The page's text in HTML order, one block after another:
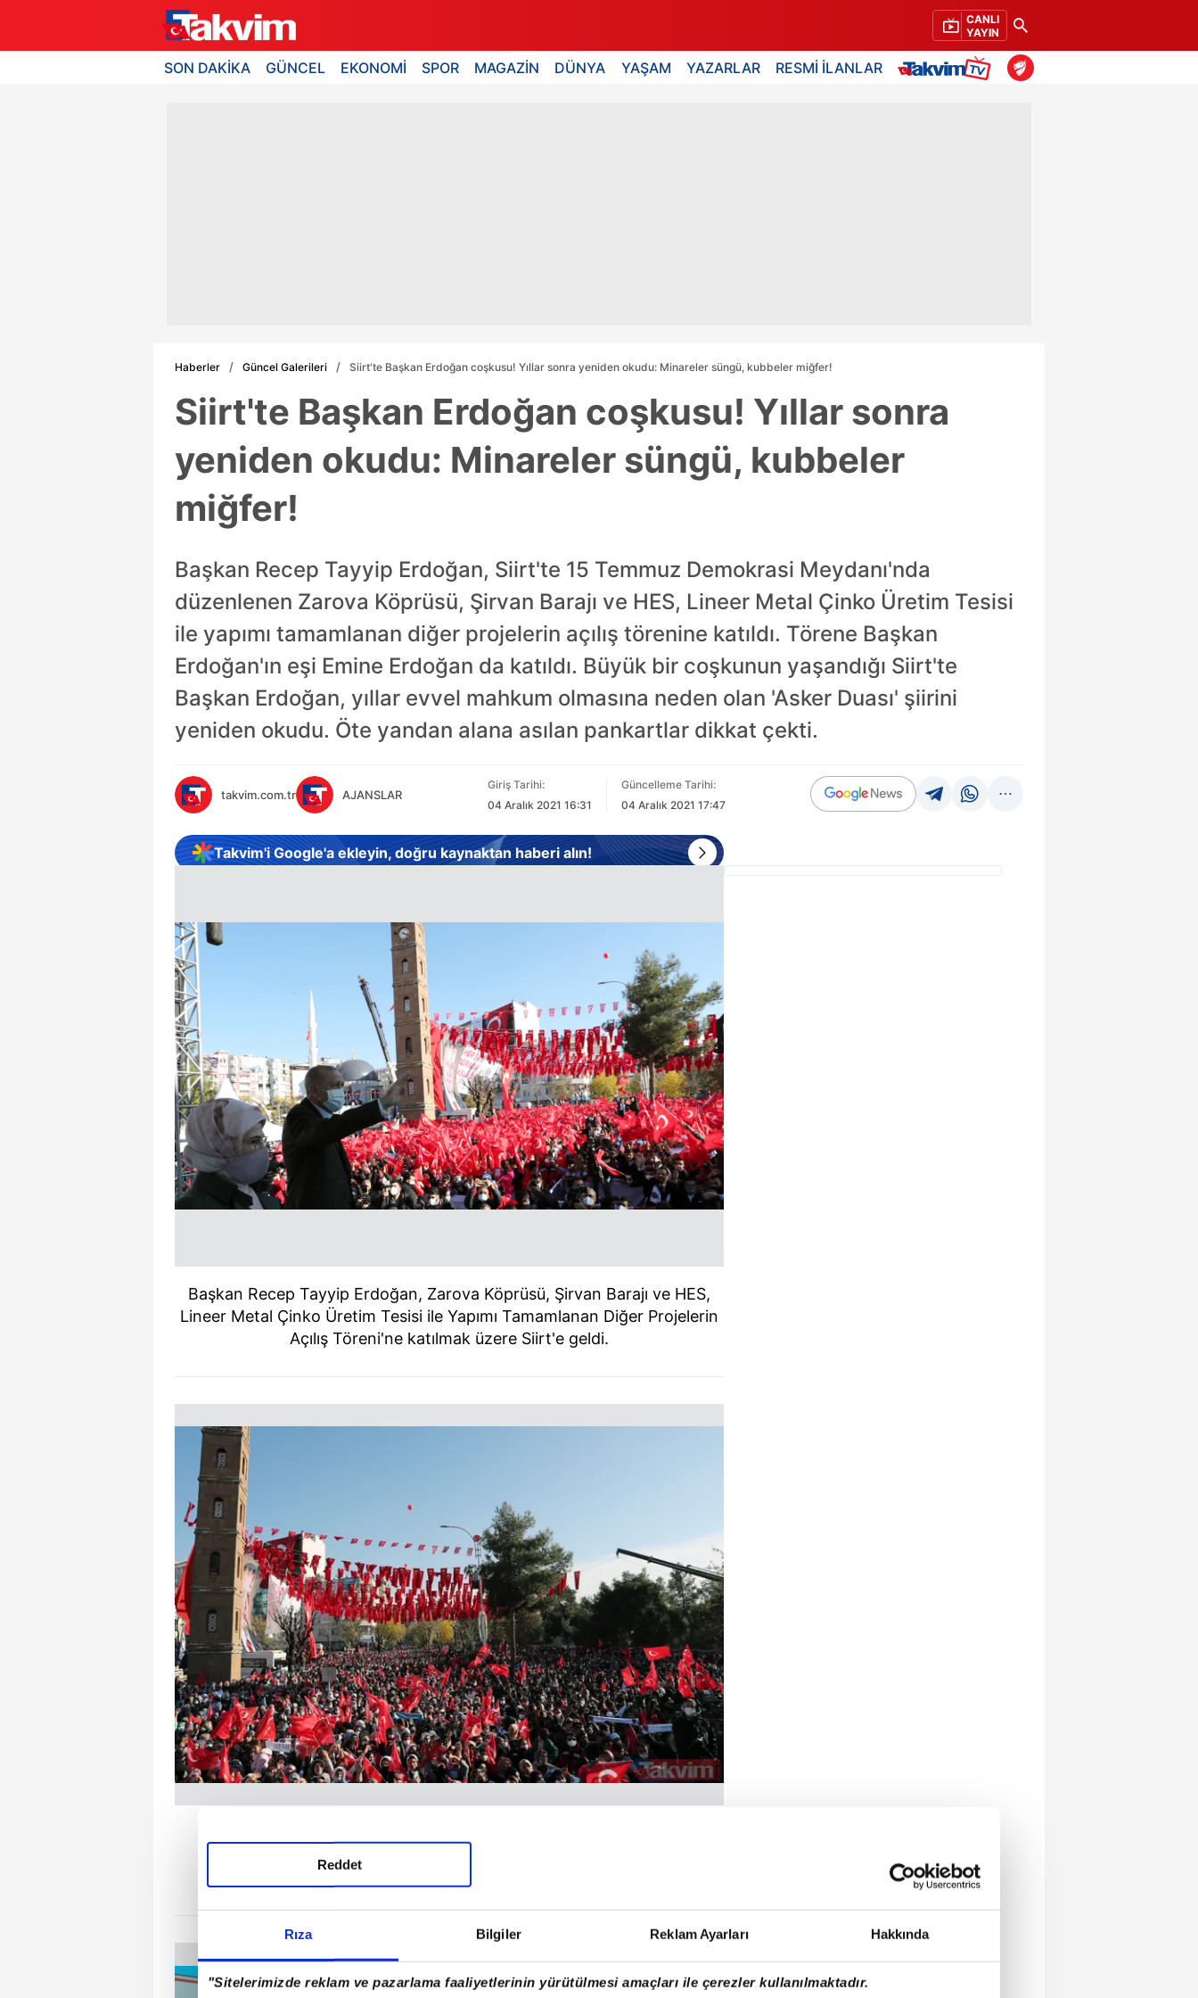
Rıza Bilgiler Reklam Ayarları Hakkında
"Sitelerimizde reklam ve pazarlama faaliyetlerinin yürütülmesi amaçları ile çerezler kullanılmaktadır.
Reddet
CANLI
YAYIN
SON DAKİKA GÜNCEL EKONOMİ SPOR MAGAZİN DÜNYA YAŞAM YAZARLAR RESMİ İLANLAR
Haberler Güncel Galerileri Siirt'te Başkan Erdoğan coşkusu! Yıllar sonra yeniden okudu: Minareler süngü, kubbeler miğfer!
Siirt'te Başkan Erdoğan coşkusu! Yıllar sonra
yeniden okudu: Minareler süngü, kubbeler
miğfer!
Başkan Recep Tayyip Erdoğan, Siirt'te 15 Temmuz Demokrasi Meydanı'nda
düzenlenen Zarova Köprüsü, Şirvan Barajı ve HES, Lineer Metal Çinko Üretim Tesisi
ile yapımı tamamlanan diğer projelerin açılış törenine katıldı. Törene Başkan
Erdoğan'ın eşi Emine Erdoğan da katıldı. Büyük bir coşkunun yaşandığı Siirt'te
Başkan Erdoğan, yıllar evvel mahkum olmasına neden olan 'Asker Duası' şiirini
yeniden okudu. Öte yandan alana asılan pankartlar dikkat çekti.
takvim.com.tr AJANSLAR
Giriş Tarihi:
04 Aralık 2021 16:31
Güncelleme Tarihi:
04 Aralık 2021 17:47
Takvim'i Google'a ekleyin, doğru kaynaktan haberi alın!
Başkan Recep Tayyip Erdoğan, Zarova Köprüsü, Şirvan Barajı ve HES,
Lineer Metal Çinko Üretim Tesisi ile Yapımı Tamamlanan Diğer Projelerin
Açılış Töreni'ne katılmak üzere Siirt'e geldi.